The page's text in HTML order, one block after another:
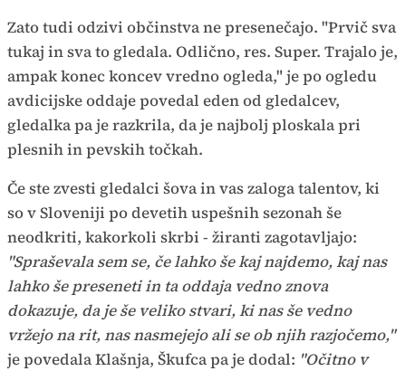
Zato tudi odzivi občinstva ne presenečajo. "Prvič sva
tukaj in sva to gledala. Odlično, res. Super. Trajalo je,
ampak konec koncev vredno ogleda," je po ogledu
avdicijske oddaje povedal eden od gledalcev,
gledalka pa je razkrila, da je najbolj ploskala pri
plesnih in pevskih točkah.
Če ste zvesti gledalci šova in vas zaloga talentov, ki
so v Sloveniji po devetih uspešnih sezonah še
neodkriti, kakorkoli skrbi - žiranti zagotavljajo:
"Spraševala sem se, če lahko še kaj najdemo, kaj nas
lahko še preseneti in ta oddaja vedno znova
dokazuje, da je še veliko stvari, ki nas še vedno
vržejo na rit, nas nasmejejo ali se ob njih razjočemo,"
je povedala Klašnja, Škufca pa je dodal: "Očitno v